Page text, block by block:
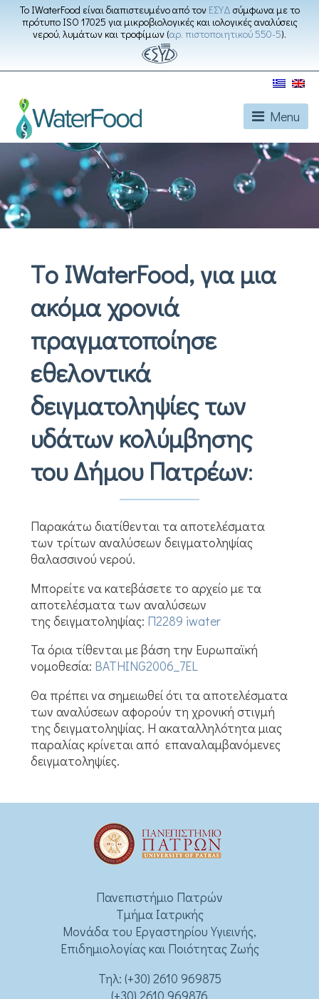
Το IWaterFood είναι διαπιστευμένο από τον ΕΣΥΔ σύμφωνα με το
πρότυπο ISO 17025 για μικροβιολογικές και ιολογικές αναλύσεις
νερού, λυμάτων και τροφίμων (αρ. πιστοποιητικού 550-5).
Menu
Tο IWaterFood, για μια
ακόμα χρονιά
πραγματοποίησε
εθελοντικά
δειγματοληψίες των
υδάτων κολύμβησης
του Δήμου Πατρέων:
Παρακάτω διατίθενται τα αποτελέσματα
των τρίτων αναλύσεων δειγματοληψίας
θαλασσινού νερού.
Μπορείτε να κατεβάσετε τo αρχείο με τα
αποτελέσματα των αναλύσεων
της δειγματοληψίας: Π2289 iwater
Τα όρια τίθενται με βάση την Ευρωπαϊκή
νομοθεσία: BATHING2006_7EL
Θα πρέπει να σημειωθεί ότι τα αποτελέσματα
των αναλύσεων αφορούν τη χρονική στιγμή
της δειγματοληψίας. Η ακαταλληλότητα μιας
παραλίας κρίνεται από επαναλαμβανόμενες
δειγματοληψίες.
Πανεπιστήμιο Πατρών
Τμήμα Ιατρικής
Μονάδα του Εργαστηρίου Υγιεινής,
Επιδημιολογίας και Ποιότητας Ζωής
Τηλ: (+30) 2610 969875
(+30) 2610 969876